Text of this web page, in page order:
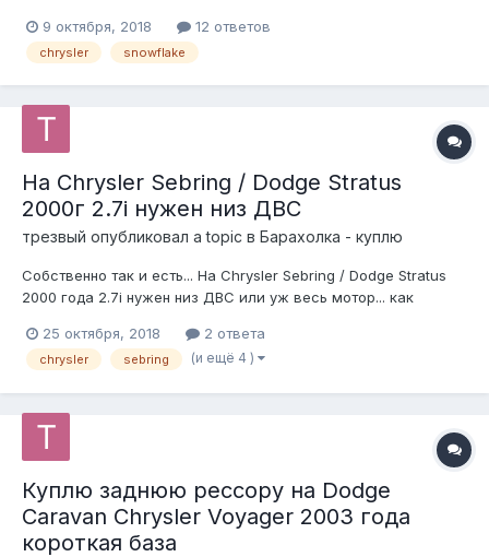
главное чтобы не колотые и не квадратные. Есличе рисунок
сноуфлейк типа такого: Для связи личка, 8(9l6)548-9oЗl,
9 октября, 2018 12 ответов
chrysler snowflake
На Chrysler Sebring / Dodge Stratus
2000г 2.7i нужен низ ДВС
трезвый опубликовал a topic в Барахолка - куплю
Собственно так и есть... На Chrysler Sebring / Dodge Stratus
2000 года 2.7i нужен низ ДВС или уж весь мотор... как
25 октября, 2018
2 ответа
chrysler sebring (и ещё 4 )
Куплю заднюю рессору на Dodge
Caravan Chrysler Voyager 2003 года
короткая база